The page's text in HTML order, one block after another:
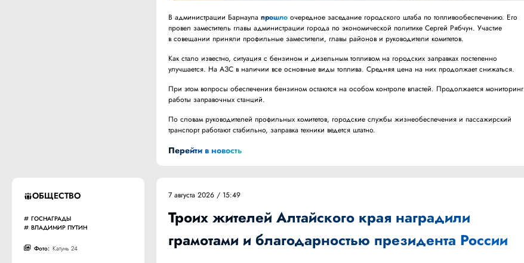
В администрации Барнаулапрошло очередное заседание городского штаба по топливообеспечению. Его
провел заместитель главы администрации города по экономической политике Сергей Рябчун. Участие
в совещании приняли профильные заместители, главы районов и руководители комитетов.
Как стало известно, ситуация с бензином и дизельным топливом на городских заправках постепенно
улучшается. На АЗС в наличии все основные виды топлива. Средняя цена на них продолжает снижаться.
При этом вопросы обеспечения бензином остаются на особом контроле властей. Продолжается мониторинг
работы заправочных станций.
По словам руководителей профильных комитетов, городские службы жизнеобеспечения и пассажирский
транспорт работают стабильно, заправка техники ведется штатно.
Перейти в новость
ОБЩЕСТВО
ГОСНАГРАДЫ
ВЛАДИМИР ПУТИН
Фото: Катунь 24
7 августа 2026 / 15:49
Троих жителей Алтайского края наградили
грамотами и благодарностью президента России